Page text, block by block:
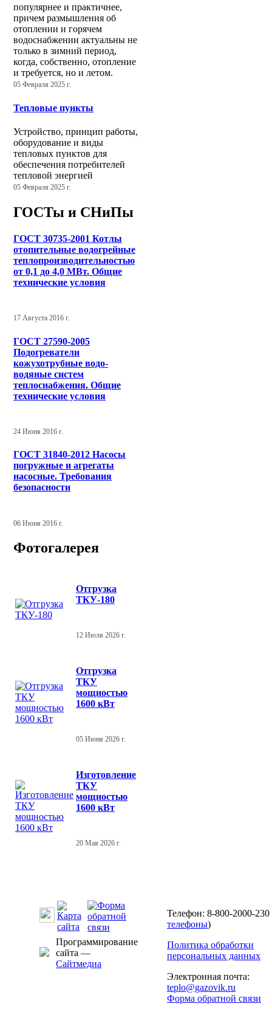
популярнее и практичнее,
причем размышления об
отоплении и горячем
водоснабжении актуальны не
только в зимний период,
когда, собственно, отопление
и требуется, но и летом.
05 Февраля 2025 г.
Тепловые пункты
Устройство, принцип работы,
оборудование и виды
тепловых пунктов для
обеспечения потребителей
тепловой энергией
05 Февраля 2025 г.
ГОСТы и СНиПы
ГОСТ 30735-2001 Котлы
отопительные водогрейные
теплопроизводительностью
от 0,1 до 4,0 МВт. Общие
технические условия
17 Августа 2016 г.
ГОСТ 27590-2005
Подогреватели
кожухотрубные водо-
водяные систем
теплоснабжения. Общие
технические условия
24 Июня 2016 г.
ГОСТ 31840-2012 Насосы
погружные и агрегаты
насосные. Требования
безопасности
06 Июня 2016 г.
Фотогалерея
Отгрузка
ТКУ-180
12 Июля 2026 г.
Отгрузка
ТКУ
мощностью
1600 кВт
05 Июня 2026 г.
Изготовление
ТКУ
мощностью
1600 кВт
20 Мая 2026 г.
Программирование
сайта —
Сайтмедиа
Телефон: 8-800-2000-230
телефоны)
Политика обработки
персональных данных
Электронная почта:
teplo@gazovik.ru
Форма обратной связи